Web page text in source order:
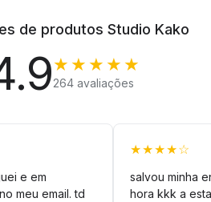
de produtos Studio Kako
★★★★★
264 avaliações
e em
meu email. td
★★★★☆
salvou minha
hora kkk a